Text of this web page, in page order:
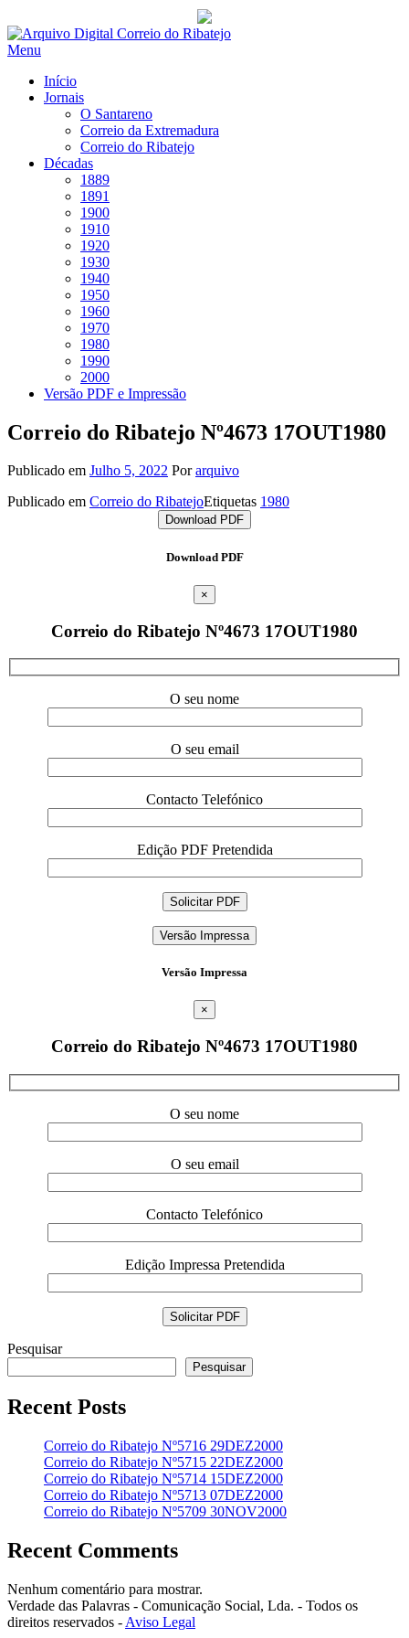
Saltar
para
Menu
Início
Jornais
O Santareno
Correio da Extremadura
Correio do Ribatejo
Décadas
1889
1891
1900
1910
1920
1930
1940
1950
1960
1970
1980
1990
2000
Versão PDF e Impressão
Correio do Ribatejo Nº4673 17OUT1980
Publicado em Julho 5, 2022 Porarquivo
Publicado em Correio do RibatejoEtiquetas 1980
Download PDF
Download PDF
×
Correio do Ribatejo Nº4673 17OUT1980
O seu nome
O seu email
Contacto Telefónico
Edição PDF Pretendida
Versão Impressa
Versão Impressa
×
Correio do Ribatejo Nº4673 17OUT1980
O seu nome
O seu email
Contacto Telefónico
Edição Impressa Pretendida
Pesquisar
Pesquisar
Recent Posts
Correio do Ribatejo Nº5716 29DEZ2000
Correio do Ribatejo Nº5715 22DEZ2000
Correio do Ribatejo Nº5714 15DEZ2000
Correio do Ribatejo Nº5713 07DEZ2000
Correio do Ribatejo Nº5709 30NOV2000
Recent Comments
Nenhum comentário para mostrar.
Verdade das Palavras - Comunicação Social, Lda. - Todos os
direitos reservados - Aviso Legal